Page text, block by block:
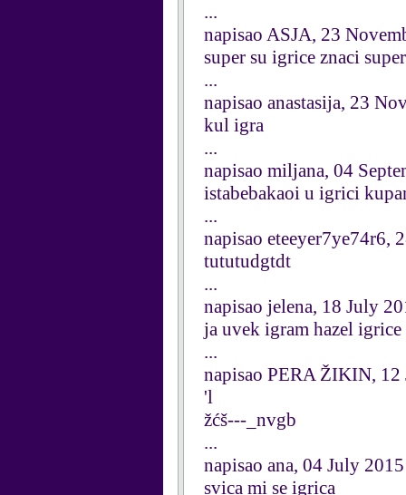
...
napisao ASJA, 23
super su igrice znaci
...
napisao anastasija, 23
kul igra
...
napisao miljana, 04
istabebakaoi u igrici
...
napisao eteeyer7ye74r6,
tututudgtdt
...
napisao jelena, 18 July
ja uvek igram hazel igrice
...
napisao PERA ŽIKIN,
'l
žćš---_nvgb
...
napisao ana, 04 July 2015
svica mi se igrica